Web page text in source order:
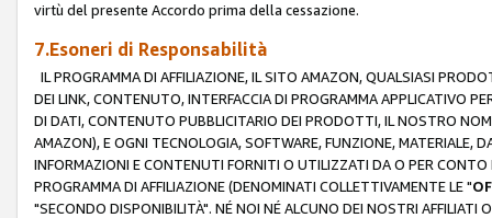
virtù del presente Accordo prima della cessazione.
7.Esoneri di Responsabilità
IL PROGRAMMA DI AFFILIAZIONE, IL SITO AMAZON, QUALSIASI
DEI LINK, CONTENUTO, INTERFACCIA DI PROGRAMMA APPLICATIVO
DI DATI, CONTENUTO PUBBLICITARIO DEI PRODOTTI, IL NOSTRO
AMAZON), E OGNI TECNOLOGIA, SOFTWARE, FUNZIONE, MATERIALE,
INFORMAZIONI E CONTENUTI FORNITI O UTILIZZATI DA O PER
PROGRAMMA DI AFFILIAZIONE (DENOMINATI COLLETTIVAMENTE LE "
"SECONDO DISPONIBILITÀ". NÉ NOI NÉ ALCUNO DEI NOSTRI